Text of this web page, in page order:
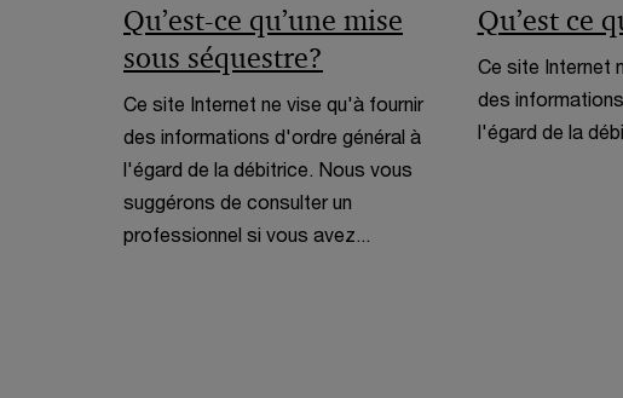
Qu’est-ce qu’une mise
sous séquestre?
Ce site Internet ne vise qu'à fournir
des informations d'ordre général à
l'égard de la débitrice. Nous vous
suggérons de consulter un
professionnel si vous avez...
Qu’est ce
Ce site Internet
des
l'égard de la